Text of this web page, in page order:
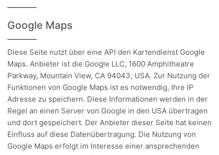
Google Maps
Diese Seite nutzt über eine API den Kartendienst Google
Maps. Anbieter ist die Google LLC, 1600 Amphitheatre
Parkway, Mountain View, CA 94043, USA. Zur Nutzung der
Funktionen von Google Maps ist es notwendig, Ihre IP
Adresse zu speichern. Diese Informationen werden in der
Regel an einen Server von Google in den USA übertragen
und dort gespeichert. Der Anbieter dieser Seite hat keinen
Einfluss auf diese Datenübertragung. Die Nutzung von
Google Maps erfolgt im Interesse einer ansprechenden